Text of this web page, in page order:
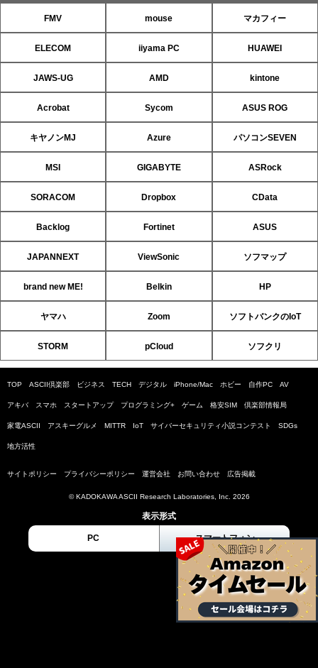
FMV mouse マカフィー
ELECOM iiyama PC HUAWEI
JAWS-UG AMD kintone
Acrobat Sycom ASUS ROG
キヤノンMJ Azure パソコンSEVEN
MSI GIGABYTE ASRock
SORACOM Dropbox CData
Backlog Fortinet ASUS
JAPANNEXT ViewSonic ソフマップ
brand new ME! Belkin HP
ヤマハ Zoom ソフトバンクのIoT
STORM pCloud ソフクリ
TOP ASCII倶楽部 ビジネス TECH デジタル iPhone/Mac ホビー 自作PC AV
アキバ スマホ スタートアップ プログラミング+ ゲーム 格安SIM 倶楽部情報局
家電ASCII アスキーグルメ MITTR IoT サイバーセキュリティ小説コンテスト SDGs
地方活性
サイトポリシー プライバシーポリシー 運営会社 お問い合わせ 広告掲載
© KADOKAWA ASCII Research Laboratories, Inc. 2026
表示形式
PC スマートフォン